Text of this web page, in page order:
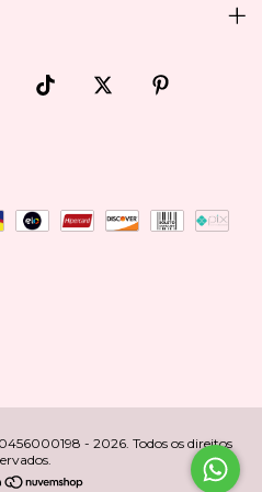
- 2026. Todos os direitos